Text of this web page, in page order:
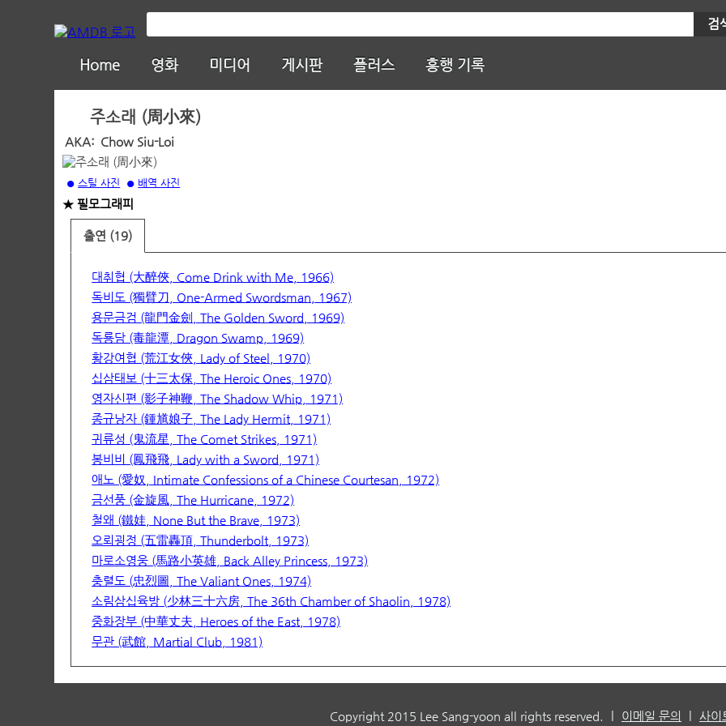
검
Home 영화 미디어 게시판 플러스 흥행 기록
주소래 (周小來)
AKA: Chow Siu-Loi
● 스틸 사진 ● 배역 사진
★ 필모그래피
출연 (19)
대취협 (大醉俠, Come Drink with Me, 1966)
독비도 (獨臂刀, One-Armed Swordsman, 1967)
용문금검 (龍門金劍, The Golden Sword, 1969)
독룡담 (毒龍潭, Dragon Swamp, 1969)
황강여협 (荒江女俠, Lady of Steel, 1970)
십삼태보 (十三太保, The Heroic Ones, 1970)
영자신편 (影子神鞭, The Shadow Whip, 1971)
종규낭자 (鍾馗娘子, The Lady Hermit, 1971)
귀류성 (鬼流星, The Comet Strikes, 1971)
봉비비 (鳳飛飛, Lady with a Sword, 1971)
애노 (愛奴, Intimate Confessions of a Chinese Courtesan, 1972)
금선풍 (金旋風, The Hurricane, 1972)
철왜 (鐵娃, None But the Brave, 1973)
오뢰굉정 (五雷轟頂, Thunderbolt, 1973)
마로소영웅 (馬路小英雄, Back Alley Princess, 1973)
충렬도 (忠烈圖, The Valiant Ones, 1974)
소림삼십육방 (少林三十六房, The 36th Chamber of Shaolin, 1978)
중화장부 (中華丈夫, Heroes of the East, 1978)
무관 (武館, Martial Club, 1981)
Copyright 2015 Lee Sang-yoon all rights reserved. 이메일 문의 사이